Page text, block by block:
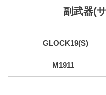
副武器(
GLOCK19(S)
M1911